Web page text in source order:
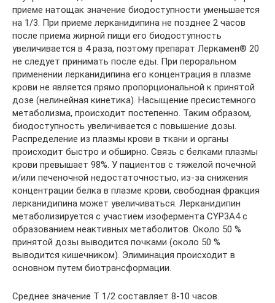
приеме натощак значение биодоступности уменьшается
на 1/3. При приеме лерканидипина не позднее 2 часов
после приема жирной пищи его биодоступность
увеличивается в 4 раза, поэтому препарат Леркамен® 20
не следует принимать после еды. При пероральном
применении лерканидипина его концентрация в плазме
крови не является прямо пропорциональной к принятой
дозе (нелинейная кинетика). Насыщение пресистемного
метаболизма, происходит постепенно. Таким образом,
биодоступность увеличивается с повышение дозы.
Распределение из плазмы крови в ткани и органы
происходит быстро и обширно. Связь с белками плазмы
крови превышает 98%. У пациентов с тяжелой почечной
и/или печеночной недостаточностью, из-за снижения
концентрации белка в плазме крови, свободная фракция
лерканидипина может увеличиваться. Лерканидипин
метаболизируется с участием изофермента CYP3A4 с
образованием неактивных метаболитов. Около 50 %
принятой дозы выводится почками (около 50 %
выводится кишечником). Элиминация происходит в
основном путем биотрансформации.
Среднее значение Т 1/2 составляет 8-10 часов.